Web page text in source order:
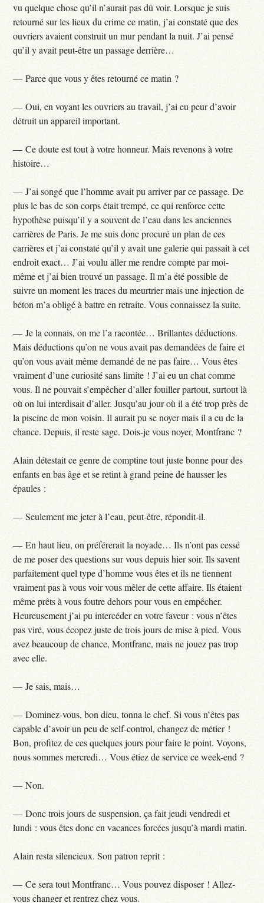
vu quelque chose qu’il n’aurait pas dû voir. Lorsque je suis
retourné sur les lieux du crime ce matin, j’ai constaté que des
ouvriers avaient construit un mur pendant la nuit. J’ai pensé
qu’il y avait peut-être un passage derrière…
— Parce que vous y êtes retourné ce matin ?
— Oui, en voyant les ouvriers au travail, j’ai eu peur d’avoir
détruit un appareil important.
— Ce doute est tout à votre honneur. Mais revenons à votre
histoire…
— J’ai songé que l’homme avait pu arriver par ce passage. De
plus le bas de son corps était trempé, ce qui renforce cette
hypothèse puisqu’il y a souvent de l’eau dans les anciennes
carrières de Paris. Je me suis donc procuré un plan de ces
carrières et j’ai constaté qu’il y avait une galerie qui passait à cet
endroit exact… J’ai voulu aller me rendre compte par moi-
même et j’ai bien trouvé un passage. Il m’a été possible de
suivre un moment les traces du meurtrier mais une injection de
béton m’a obligé à battre en retraite. Vous connaissez la suite.
— Je la connais, on me l’a racontée… Brillantes déductions.
Mais déductions qu’on ne vous avait pas demandées de faire et
qu’on vous avait même demandé de ne pas faire… Vous êtes
vraiment d’une curiosité sans limite ! J’ai eu un chat comme
vous. Il ne pouvait s’empêcher d’aller fouiller partout, surtout là
où on lui interdisait d’aller. Jusqu’au jour où il a été trop près de
la piscine de mon voisin. Il aurait pu se noyer mais il a eu de la
chance. Depuis, il reste sage. Dois-je vous noyer, Montfranc ?
Alain détestait ce genre de comptine tout juste bonne pour des
enfants en bas âge et se retint à grand peine de hausser les
épaules :
— Seulement me jeter à l’eau, peut-être, répondit-il.
— En haut lieu, on préférerait la noyade… Ils n’ont pas cessé
de me poser des questions sur vous depuis hier soir. Ils savent
parfaitement quel type d’homme vous êtes et ils ne tiennent
vraiment pas à vous voir vous mêler de cette affaire. Ils étaient
même prêts à vous foutre dehors pour vous en empêcher.
Heureusement j’ai pu intercéder en votre faveur : vous n’êtes
pas viré, vous écopez juste de trois jours de mise à pied. Vous
avez beaucoup de chance, Montfranc, mais ne jouez pas trop
avec elle.
— Je sais, mais…
— Dominez-vous, bon dieu, tonna le chef. Si vous n’êtes pas
capable d’avoir un peu de self-control, changez de métier !
Bon, profitez de ces quelques jours pour faire le point. Voyons,
nous sommes mercredi… Vous étiez de service ce week-end ?
— Non.
— Donc trois jours de suspension, ça fait jeudi vendredi et
lundi : vous êtes donc en vacances forcées jusqu’à mardi matin.
Alain resta silencieux. Son patron reprit :
— Ce sera tout Montfranc… Vous pouvez disposer ! Allez-
vous changer et rentrez chez vous.